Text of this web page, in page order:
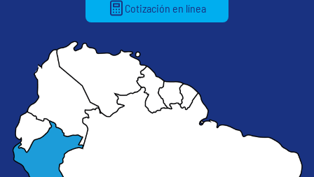
Cotización en línea